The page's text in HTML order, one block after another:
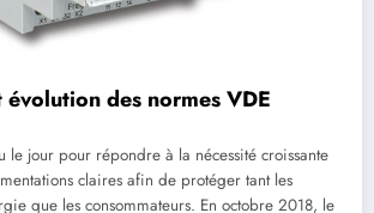
des normes VDE
le jour pour répondre à la nécessité croissante
claires afin de protéger tant les
que les consommateurs. En octobre 2018, le